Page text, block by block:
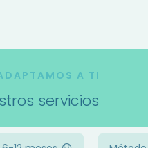
A TI
servicios